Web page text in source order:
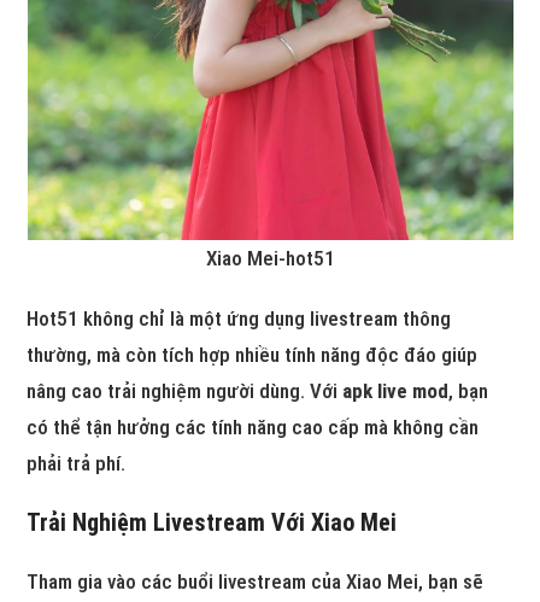
Xiao Mei-hot51
Hot51 không chỉ là một ứng dụng livestream thông
thường, mà còn tích hợp nhiều tính năng độc đáo giúp
nâng cao trải nghiệm người dùng. Với apk live mod, bạn
có thể tận hưởng các tính năng cao cấp mà không cần
phải trả phí.
Trải Nghiệm Livestream Với Xiao Mei
Tham gia vào các buổi livestream của Xiao Mei, bạn sẽ